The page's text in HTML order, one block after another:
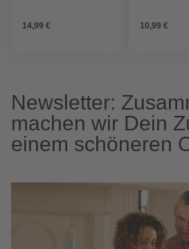
14,99 € 10,99 €
Newsletter:
machen wir Dein
einem schöneren